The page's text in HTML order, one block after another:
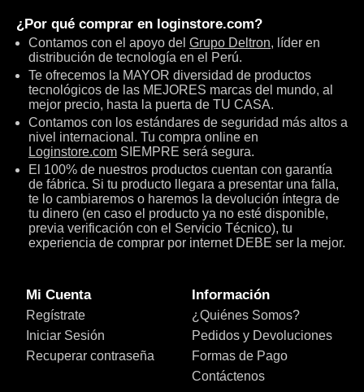
¿Por qué comprar en loginstore.com?
Contamos con el apoyo del Grupo Deltron, líder en
distribución de tecnología en el Perú.
Te ofrecemos la MAYOR diversidad de productos
tecnológicos de las MEJORES marcas del mundo, al
mejor precio, hasta la puerta de TU CASA.
Contamos con los estándares de seguridad más altos a
nivel internacional. Tu compra online en
Loginstore.com SIEMPRE será segura.
El 100% de nuestros productos cuentan con garantía
de fábrica. Si tu producto llegara a presentar una falla,
te lo cambiaremos o haremos la devolución íntegra de
tu dinero (en caso el producto ya no esté disponible,
previa verificación con el Servicio Técnico), tu
experiencia de comprar por internet DEBE ser la mejor.
Mi Cuenta
Regístrate
Iniciar Sesión
Recuperar contraseña
Información
¿Quiénes Somos?
Pedidos y Devoluciones
Formas de Pago
Contáctenos